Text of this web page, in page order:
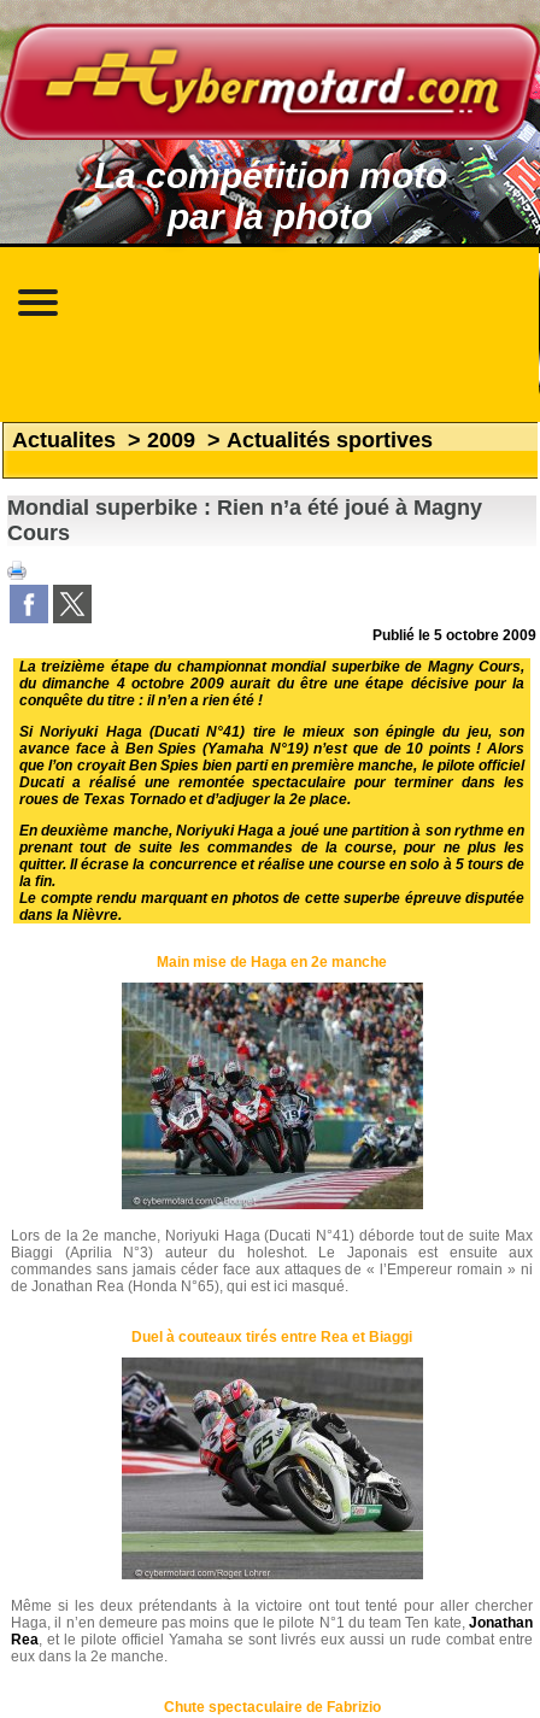
La compétition moto
par la photo
Actualites > 2009 > Actualités sportives
Mondial superbike : Rien n’a été joué à Magny
Cours
Publié le5 octobre 2009
La treizième étape du championnat mondial superbike de Magny Cours,
du dimanche 4 octobre 2009 aurait du être une étape décisive pour la
conquête du titre : il n’en a rien été !
Si Noriyuki Haga (Ducati N°41) tire le mieux son épingle du jeu, son
avance face à Ben Spies (Yamaha N°19) n’est que de 10 points ! Alors
que l’on croyait Ben Spies bien parti enpremière manche, le pilote officiel
Ducati a réalisé une remontée spectaculaire pour terminer dans les
roues de Texas Tornado et d’adjuger la 2e place.
Endeuxième manche, Noriyuki Haga a joué une partition à son rythme en
prenant tout de suite les commandes de la course, pour ne plus les
quitter. Il écrase la concurrence et réalise une course en solo à 5 tours de
la fin.
Le compte rendu marquant en photos de cette superbe épreuve disputée
dans la Nièvre.
Main mise de Haga en 2e manche
Lors de la 2e manche, Noriyuki Haga (Ducati N°41) déborde tout de suite Max
Biaggi (Aprilia N°3) auteur du holeshot. Le Japonais est ensuite aux
commandes sans jamais céder face aux attaques de « l’Empereur romain » ni
de Jonathan Rea (Honda N°65), qui est ici masqué.
Duel à couteaux tirés entre Rea et Biaggi
Même si les deux prétendants à la victoire ont tout tenté pour aller chercher
Haga, il n’en demeure pas moins que le pilote N°1 du team Ten kate, Jonathan
Rea, et le pilote officiel Yamaha se sont livrés eux aussi un rude combat entre
eux dans la 2e manche.
Chute spectaculaire de Fabrizio